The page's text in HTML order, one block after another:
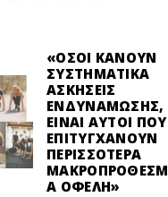
«ΌΣΟΙ ΚΆΝΟΥΝ
ΣΥΣΤΗΜΑΤΙΚΆ
ΑΣΚΉΣΕΙΣ
ΕΝΔΥΝΆΜΩΣΗΣ,
ΕΊΝΑΙ ΑΥΤΟΊ ΠΟΥ
ΕΠΙΤΥΓΧΆΝΟΥΝ
ΠΕΡΙΣΣΌΤΕΡΑ
ΜΑΚΡΟΠΡΌΘΕΣΜ
Α ΟΦΈΛΗ»